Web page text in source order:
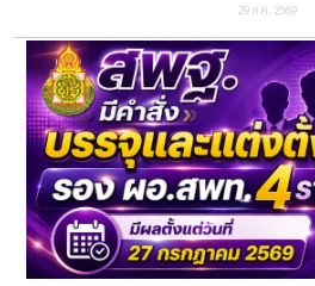
29 ก.ค. 2569